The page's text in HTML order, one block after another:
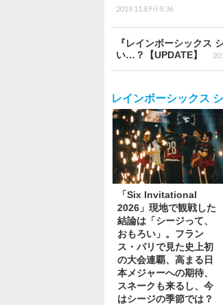
2019.11.8 Fri 9:36
『レインボーシックス
い…？【UPDATE】
レインボーシックス
「Six Invitational
2026」現地で観戦した
結論は「シージって、
おもろい」。フラン
ス・パリで見た史上初
の大会連覇、高まる日
本メジャーへの期待、
スネークも来るし、今
はシージの季節では？